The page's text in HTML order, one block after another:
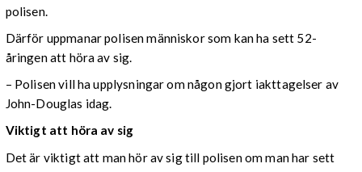
polisen.
Därför uppmanar polisen människor som kan ha sett 52-
åringen att höra av sig.
– Polisen vill ha upplysningar om någon gjort iakttagelser av
John-Douglas idag.
Viktigt att höra av sig
Det är viktigt att man hör av sig till polisen om man har sett